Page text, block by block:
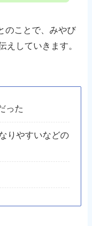
のことで、みやび
えしていきます。
った
りやすいなどの